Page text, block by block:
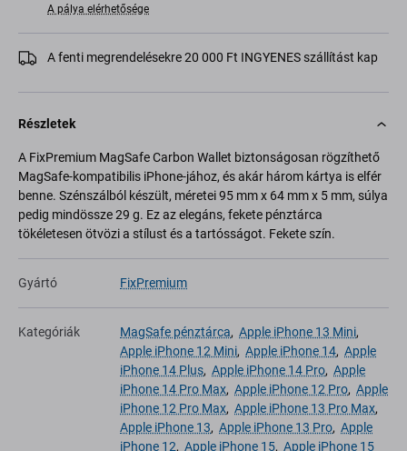
A pálya elérhetősége
A fenti megrendelésekre 20 000 Ft INGYENES szállítást kap
Részletek
A FixPremium MagSafe Carbon Wallet biztonságosan rögzíthető
MagSafe-kompatibilis iPhone-jához, és akár három kártya is elfér
benne. Szénszálból készült, méretei 95 mm x 64 mm x 5 mm, súlya
pedig mindössze 29 g. Ez az elegáns, fekete pénztárca
tökéletesen ötvözi a stílust és a tartósságot. Fekete szín.
Gyártó FixPremium
Kategóriák MagSafe pénztárca, Apple iPhone 13 Mini,
Apple iPhone 12 Mini, Apple iPhone 14, Apple
iPhone 14 Plus, Apple iPhone 14 Pro, Apple
iPhone 14 Pro Max, Apple iPhone 12 Pro, Apple
iPhone 12 Pro Max, Apple iPhone 13 Pro Max,
Apple iPhone 13, Apple iPhone 13 Pro, Apple
iPhone 12, Apple iPhone 15, Apple iPhone 15